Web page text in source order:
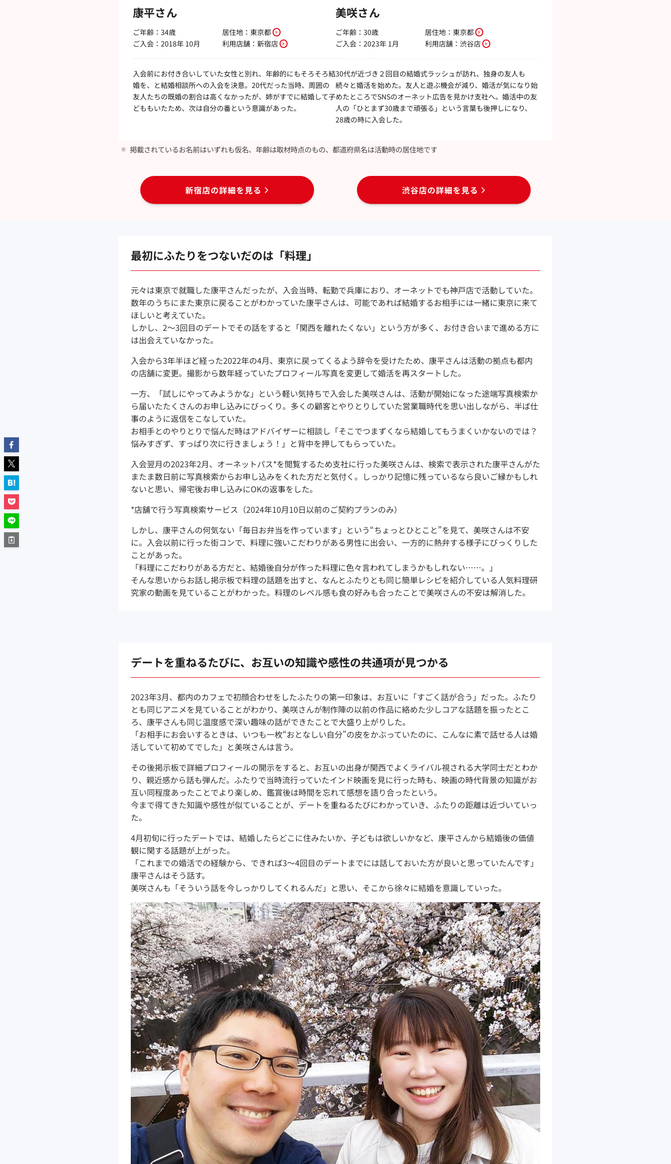
康平さん
ご年齢：34歳
ご入会：2018年 10月
居住地： 東京都
利用店舗： 新宿店
入会前にお付き合いしていた女性と別れ、年齢的にもそろそろ結
婚を、と結婚相談所への入会を決意。20代だった当時、周囲の
友人たちの既婚の割合は高くなかったが、姉がすでに結婚して子
どももいたため、次は自分の番という意識があった。
美咲さん
ご年齢：30歳
ご入会：2023年 1月
居住地： 東京都
利用店舗： 渋谷店
30代が近づき２回目の結婚式ラッシュが訪れ、独身の友人も
続々と婚活を始めた。友人と遊ぶ機会が減り、婚活が気になり始
めたところでSNSのオーネット広告を見かけ支社へ。婚活中の友
人の「ひとまず30歳まで頑張る」という言葉も後押しになり、
28歳の時に入会した。
掲載されているお名前はいずれも仮名、年齢は取材時点のもの、都道府県名は活動時の居住地です
新宿店の詳細を見る 渋谷店の詳細を見る
最初にふたりをつないだのは「料理」
元々は東京で就職した康平さんだったが、入会当時、転勤で兵庫におり、オーネットでも神戸店で活動していた。
数年のうちにまた東京に戻ることがわかっていた康平さんは、可能であれば結婚するお相手には一緒に東京に来て
ほしいと考えていた。
しかし、2～3回目のデートでその話をすると「関西を離れたくない」という方が多く、お付き合いまで進める方に
は出会えていなかった。
入会から3年半ほど経った2022年の4月、東京に戻ってくるよう辞令を受けたため、康平さんは活動の拠点も都内
の店舗に変更。撮影から数年経っていたプロフィール写真を変更して婚活を再スタートした。
一方、「試しにやってみようかな」という軽い気持ちで入会した美咲さんは、活動が開始になった途端写真検索か
ら届いたたくさんのお申し込みにびっくり。多くの顧客とやりとりしていた営業職時代を思い出しながら、半ば仕
事のように返信をこなしていた。
お相手とのやりとりで悩んだ時はアドバイザーに相談し「そこでつまずくなら結婚してもうまくいかないのでは？
悩みすぎず、すっぱり次に行きましょう！」と背中を押してもらっていた。
入会翌月の2023年2月、オーネットパス*を閲覧するため支社に行った美咲さんは、検索で表示された康平さんがた
またま数日前に写真検索からお申し込みをくれた方だと気付く。しっかり記憶に残っているなら良いご縁かもしれ
ないと思い、帰宅後お申し込みにOKの返事をした。
*店舗で行う写真検索サービス（2024年10月10日以前のご契約プランのみ）
しかし、康平さんの何気ない「毎日お弁当を作っています」という“ちょっとひとこと”を見て、美咲さんは不安
に。入会以前に行った街コンで、料理に強いこだわりがある男性に出会い、一方的に熱弁する様子にびっくりした
ことがあった。
「料理にこだわりがある方だと、結婚後自分が作った料理に色々言われてしまうかもしれない……。」
そんな思いからお話し掲示板で料理の話題を出すと、なんとふたりとも同じ簡単レシピを紹介している人気料理研
究家の動画を見ていることがわかった。料理のレベル感も食の好みも合ったことで美咲さんの不安は解消した。
デートを重ねるたびに、お互いの知識や感性の共通項が見つかる
2023年3月、都内のカフェで初顔合わせをしたふたりの第一印象は、お互いに「すごく話が合う」だった。ふたり
とも同じアニメを見ていることがわかり、美咲さんが制作陣の以前の作品に絡めた少しコアな話題を振ったとこ
ろ、康平さんも同じ温度感で深い趣味の話ができたことで大盛り上がりした。
「お相手にお会いするときは、いつも一枚“おとなしい自分”の皮をかぶっていたのに、こんなに素で話せる人は婚
活していて初めてでした」と美咲さんは言う。
その後掲示板で詳細プロフィールの開示をすると、お互いの出身が関西でよくライバル視される大学同士だとわか
り、親近感から話も弾んだ。ふたりで当時流行っていたインド映画を見に行った時も、映画の時代背景の知識がお
互い同程度あったことでより楽しめ、鑑賞後は時間を忘れて感想を語り合ったという。
今まで得てきた知識や感性が似ていることが、デートを重ねるたびにわかっていき、ふたりの距離は近づいていっ
た。
4月初旬に行ったデートでは、結婚したらどこに住みたいか、子どもは欲しいかなど、康平さんから結婚後の価値
観に関する話題が上がった。
「これまでの婚活での経験から、できれば3～4回目のデートまでには話しておいた方が良いと思っていたんです」
康平さんはそう話す。
美咲さんも「そういう話を今しっかりしてくれるんだ」と思い、そこから徐々に結婚を意識していった。